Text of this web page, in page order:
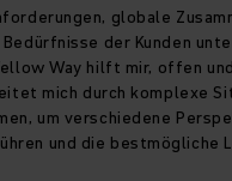
globale
der Kunden
Way hilft mir, offen
mich durch komplexe
um verschiedene
und die bestmögliche